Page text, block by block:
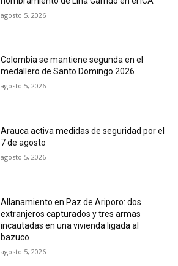
agosto 5, 2026
Colombia se mantiene segunda en el
medallero de Santo Domingo 2026
agosto 5, 2026
Arauca activa medidas de seguridad por el
7 de agosto
agosto 5, 2026
Allanamiento en Paz de Ariporo: dos
extranjeros capturados y tres armas
incautadas en una vivienda ligada al
bazuco
agosto 5, 2026